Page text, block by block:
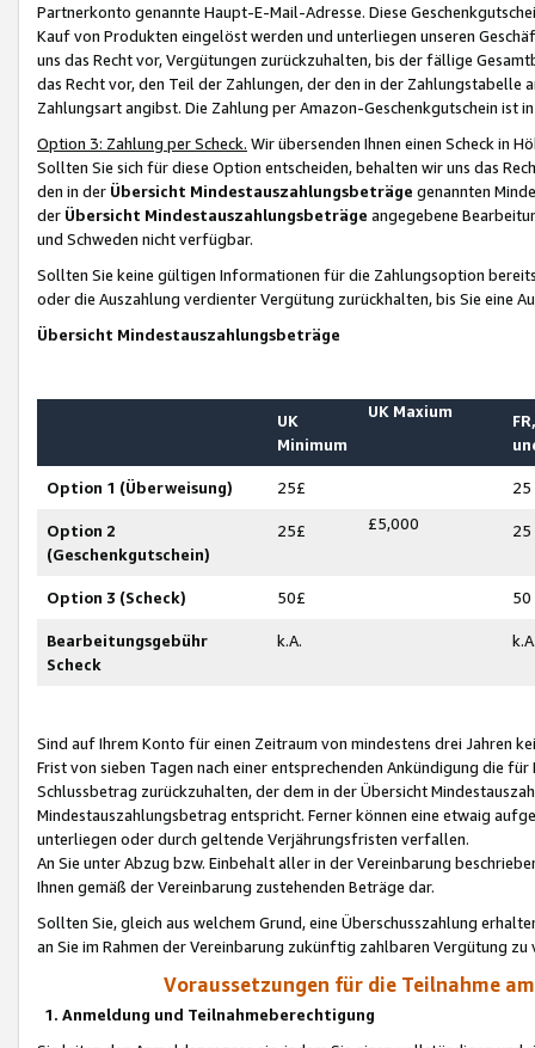
Partnerkonto genannte Haupt-E-Mail-Adresse. Diese
Kauf von Produkten eingelöst werden und unterliegen unseren
uns das Recht vor, Vergütungen zurückzuhalten, bis der fällige
das Recht vor, den Teil der Zahlungen, der den in der
Zahlungsart angibst. Die Zahlung per Amazon-Geschenkgutschein ist
Option 3: Zahlung per Scheck. Wir übersenden Ihnen einen Scheck in
Sollten Sie sich für diese Option entscheiden, behalten wir uns das
den in der Übersicht Mindestauszahlungsbeträge genannten
der Übersicht Mindestauszahlungsbeträge angegebene
und Schweden nicht verfügbar.
Sollten Sie keine gültigen Informationen für die Zahlungsoption
oder die Auszahlung verdienter Vergütung zurückhalten, bis Sie
Übersicht Mindestauszahlungsbeträge
UK
Minimum
UK Maxium
Option 1 (Überweisung) 25£ 25
Option 2
(Geschenkgutschein)
25£ £5,000 25
Option 3 (Scheck) 50£ 50
Bearbeitungsgebühr
Scheck
k.A.
Sind auf Ihrem Konto für einen Zeitraum von mindestens drei Jahren
Frist von sieben Tagen nach einer entsprechenden Ankündigung die
Schlussbetrag zurückzuhalten, der dem in der Übersicht
Mindestauszahlungsbetrag entspricht. Ferner können eine etwaig
unterliegen oder durch geltende Verjährungsfristen verfallen.
An Sie unter Abzug bzw. Einbehalt aller in der Vereinbarung
Ihnen gemäß der Vereinbarung zustehenden Beträge dar.
Sollten Sie, gleich aus welchem Grund, eine Überschusszahlung
an Sie im Rahmen der Vereinbarung zukünftig zahlbaren Vergütung zu
Voraussetzungen für die Teilnahme
1. Anmeldung und Teilnahmeberechtigung